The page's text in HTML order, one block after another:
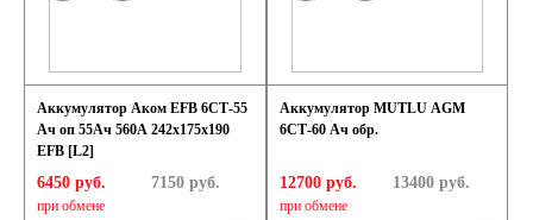
Аккумулятор Аком EFB 6СТ-55
Ач оп 55Ач 560А 242х175х190
EFB [L2]
6450 руб.
при обмене
7150руб.
Аккумулятор MUTLU AGM
6СТ-60 Ач обр.
12700 руб.
при обмене
13400 руб.